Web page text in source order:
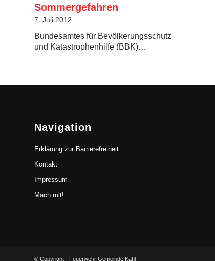
Sommergefahren
7. Juli 2012
Bundesamtes für Bevölkerungsschutz
und Katastrophenhilfe (BBK)…
Navigation
Erklärung zur Barrierefreiheit
Kontakt
Impressum
Mach mit!
© Copyright - Feuerwehr Gemeinde Kahl